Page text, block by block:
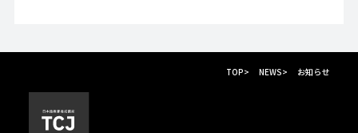
TOP> NEWS> お知らせ